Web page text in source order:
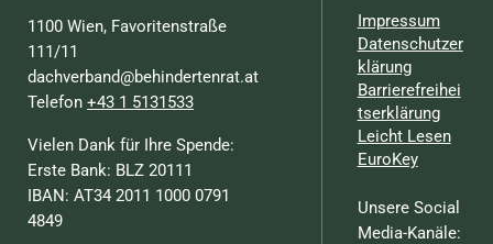
1100 Wien, Favoritenstraße
111/11
dachverband@behindertenrat.at
Telefon+43 1 5131533
Vielen Dank für Ihre Spende:
Erste Bank: BLZ 20111
IBAN: AT34 2011 1000 0791
4849
Impressum
Datenschutzer
klärung
Barrierefreihei
tserklärung
Leicht Lesen
EuroKey
Unsere Social
Media-Kanäle: